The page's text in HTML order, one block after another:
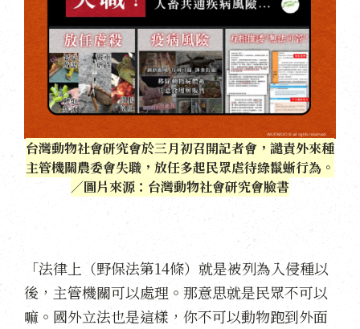
台灣動物社會研究會於三月初召開記者會，譴責外來種
主管機關農委會失職，放任多起民眾虐待綠鬣蜥行為。
／圖片來源：台灣動物社會研究會臉書
「法律上（野保法第14條）就是被列為入侵種以
後，主管機關可以處理。那意思就是民眾不可以
嘛。國外立法也是這樣，你不可以動物跑到外面